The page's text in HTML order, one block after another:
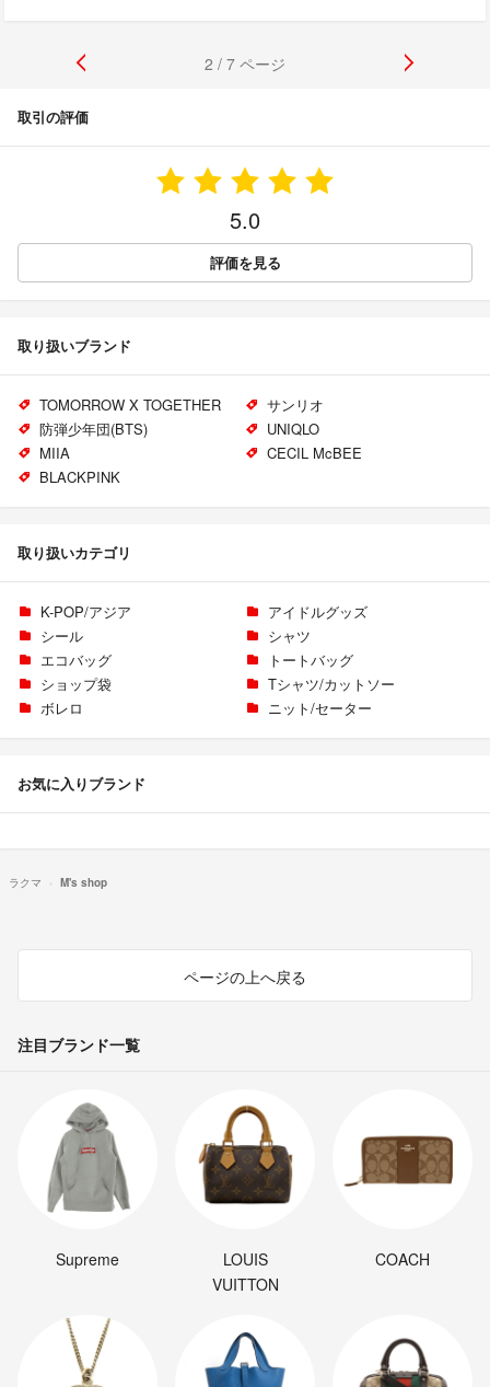
2 / 7 ページ
取引の評価
5.0
評価を見る
取り扱いブランド
TOMORROW X TOGETHER
サンリオ
防弾少年団(BTS)
UNIQLO
MIIA
CECIL McBEE
BLACKPINK
取り扱いカテゴリ
K-POP/アジア
アイドルグッズ
シール
シャツ
エコバッグ
トートバッグ
ショップ袋
Tシャツ/カットソー
ボレロ
ニット/セーター
お気に入りブランド
ラクマ M's shop
ページの上へ戻る
注目ブランド一覧
Supreme
LOUIS
VUITTON
COACH